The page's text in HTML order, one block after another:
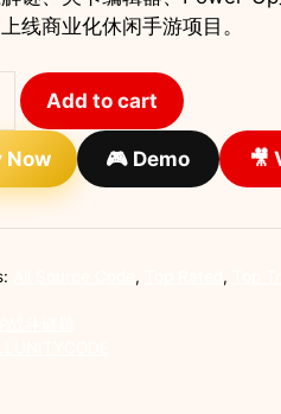
线商业化休闲手游项目。
Add to cart
Now 🎮 Demo 🎥
, ,